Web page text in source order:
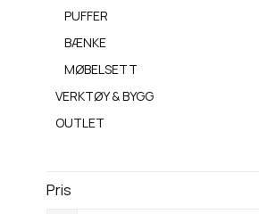
PUFFER
BÆNKE
MØBELSETT
VERKTØY & BYGG
OUTLET
Pris